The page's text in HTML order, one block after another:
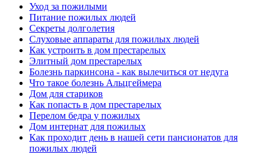
Уход за пожилыми
Питание пожилых людей
Секреты долголетия
Слуховые аппараты для пожилых людей
Как устроить в дом престарелых
Элитный дом престарелых
Болезнь паркинсона - как вылечиться от недуга
Что такое болезнь Альцгеймера
Дом для стариков
Как попасть в дом престарелых
Перелом бедра у пожилых
Дом интернат для пожилых
Как проходит день в нашей сети пансионатов для
пожилых людей